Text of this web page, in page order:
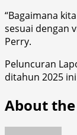
“Bagaimana
sesuai dengan
Perry.
Peluncuran
ditahun 2025
About